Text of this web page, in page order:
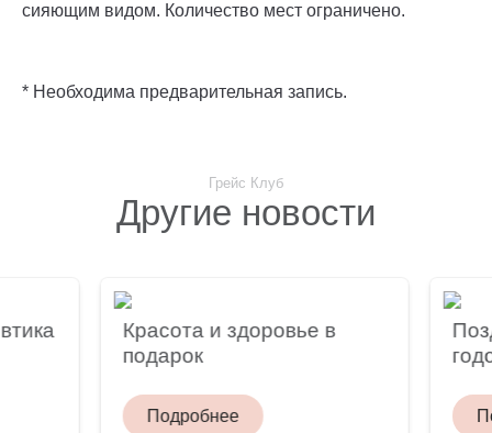
сияющим видом. Количество мест ограничено.
* Необходима предварительная запись.
Грейс Клуб
Другие новости
Красота и здоровье в
подарок
Подробнее